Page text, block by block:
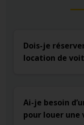
Dois-je
location de
Ai-je besoin
pour louer